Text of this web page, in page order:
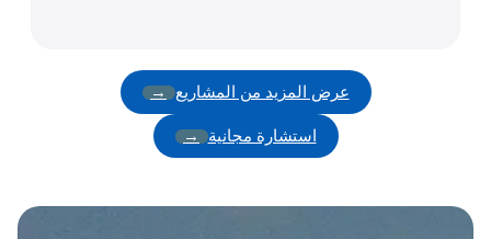
عرض المزيد من المشاريع
استشارة مجانية